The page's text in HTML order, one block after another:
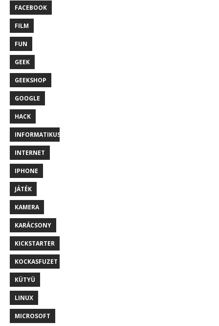
FACEBOOK
FILM
FUN
GEEK
GEEKSHOP
GOOGLE
HACK
INFORMATIKUS
INTERNET
IPHONE
JÁTÉK
KAMERA
KARÁCSONY
KICKSTARTER
KOCKASFUZET
KÜTYÜ
LINUX
MICROSOFT